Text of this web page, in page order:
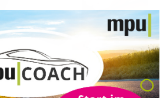
Mehr erfahren
ZUR MPU-